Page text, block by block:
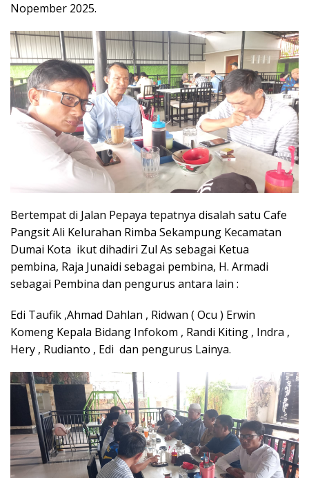
Nopember 2025.
Bertempat di Jalan Pepaya tepatnya disalah satu Cafe
Pangsit Ali Kelurahan Rimba Sekampung Kecamatan
Dumai Kota ikut dihadiri Zul As sebagai Ketua
pembina, Raja Junaidi sebagai pembina, H. Armadi
sebagai Pembina dan pengurus antara lain :
Edi Taufik ,Ahmad Dahlan , Ridwan ( Ocu ) Erwin
Komeng Kepala Bidang Infokom , Randi Kiting , Indra ,
Hery , Rudianto , Edi dan pengurus Lainya.